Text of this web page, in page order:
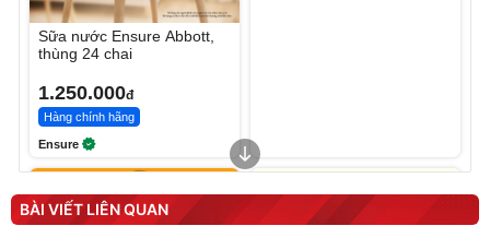
Sữa nước Ensure Abbott,
thùng 24 chai
1.250.000đ
Hàng chính hãng
Ensure
BÀI VIẾT LIÊN QUAN